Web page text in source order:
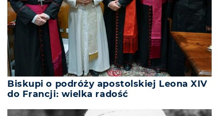
Biskupi o podróży apostolskiej Leona XIV
do Francji: wielka radość